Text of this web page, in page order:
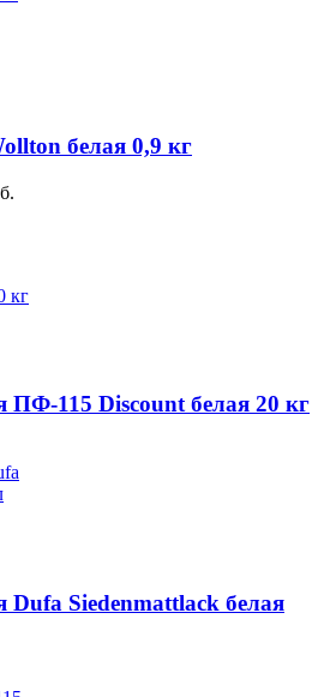
белая 0,9 кг
ПФ-115 Discount белая 20 кг
Siedenmattlack белая